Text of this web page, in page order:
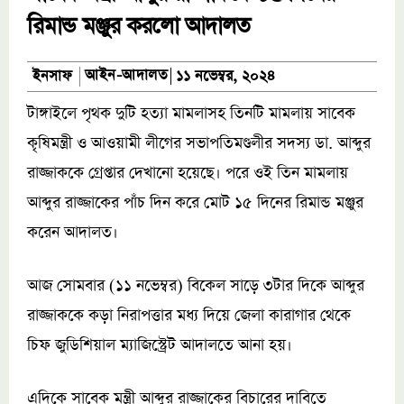
রিমান্ড মঞ্জুর করলো আদালত
ইনসাফ আইন-আদালত ১১ নভেম্বর, ২০২৪
টাঙ্গাইলে পৃথক দুটি হত্যা মামলাসহ তিনটি মামলায় সাবেক
কৃষিমন্ত্রী ও আওয়ামী লীগের সভাপতিমণ্ডলীর সদস্য ডা. আব্দুর
রাজ্জাককে গ্রেপ্তার দেখানো হয়েছে। পরে ওই তিন মামলায়
আব্দুর রাজ্জাকের পাঁচ দিন করে মোট ১৫ দিনের রিমান্ড মঞ্জুর
করেন আদালত।
আজ সোমবার (১১ নভেম্বর) বিকেল সাড়ে ৩টার দিকে আব্দুর
রাজ্জাককে কড়া নিরাপত্তার মধ্য দিয়ে জেলা কারাগার থেকে
চিফ জুডিশিয়াল ম্যাজিস্ট্রেট আদালতে আনা হয়।
এদিকে সাবেক মন্ত্রী আব্দুর রাজ্জাকের বিচারের দাবিতে